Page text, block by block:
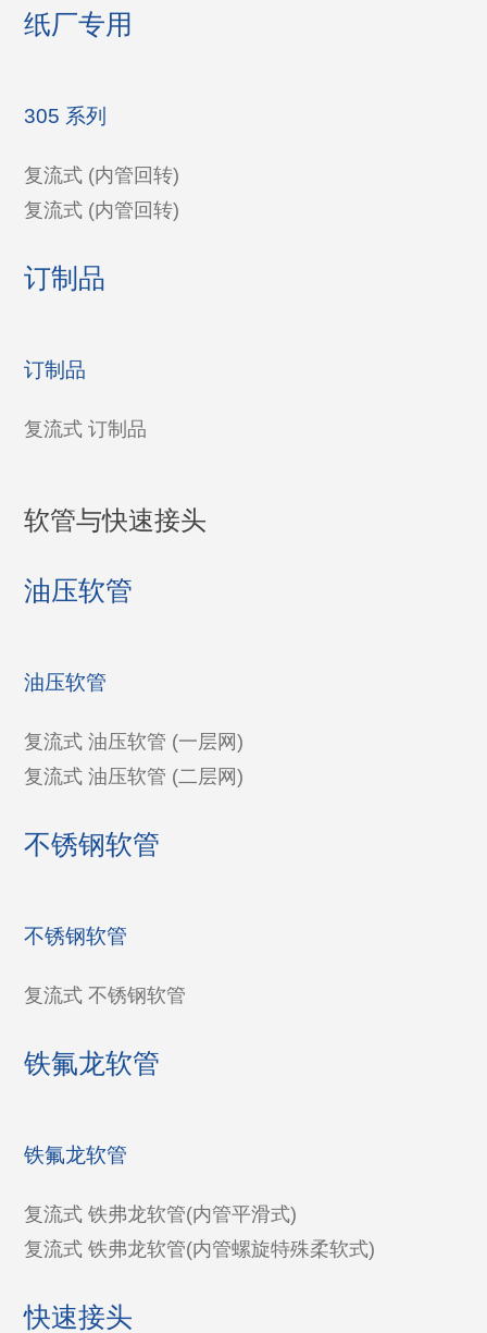
纸厂专用
305 系列
复流式 (内管回转)
复流式 (内管回转)
订制品
订制品
复流式 订制品
软管与快速接头
油压软管
油压软管
复流式 油压软管 (一层网)
复流式 油压软管 (二层网)
不锈钢软管
不锈钢软管
复流式 不锈钢软管
铁氟龙软管
铁氟龙软管
复流式 铁弗龙软管(内管平滑式)
复流式 铁弗龙软管(内管螺旋特殊柔软式)
快速接头